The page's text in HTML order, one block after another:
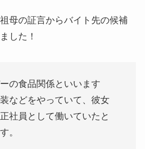
母の証言からバイト先の候補
した！
の食品関係といいます
などをやっていて、彼女
社員として働いていたと
。